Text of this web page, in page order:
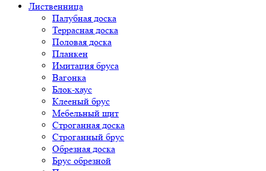
Лиственница
Палубная доска
Террасная доска
Половая доска
Планкен
Имитация бруса
Вагонка
Блок-хаус
Клееный брус
Мебельный щит
Строганная доска
Строганный брус
Обрезная доска
Брус обрезной